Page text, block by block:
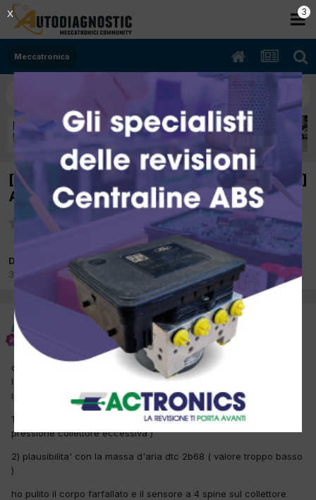
Meccatronica
[mini 12/2006 1598cc n12b16a 88Kw Benzina]
A volte minimo basso (dtc 2b15 ; 2b68 )
Da costa68
3 Ottobre 2012inMeccatronica
costa68
3 Ottobre 2012
cari colleghi ieri mi e' entrata in officina questa car, il cliente
lamenta che avvolte non tiene il minimo e si spegne ai semafori.
in diagnosi da i seguenti errori:
1) differenza pressione collettore aspirazione dtc 2b15 ( p1105 ) (
pressione collettore eccessiva )
2) plausibilita' con la massa d'aria dtc 2b68 ( valore troppo basso
)
ho pulito il corpo farfallato e il sensore a 4 spine sul collettore
2
X